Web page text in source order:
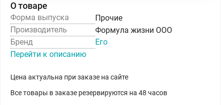
О товаре
Форма выпуска
Прочие
Производитель
Формула жизни ООО
Бренд
Его
Перейти к описанию
Цена актуальна при заказе на сайте
Все товары в заказе резервируются на 48 часов